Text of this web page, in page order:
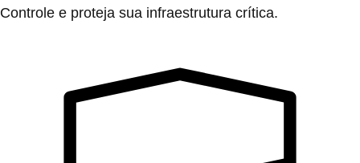
Controle e proteja sua infraestrutura crítica.